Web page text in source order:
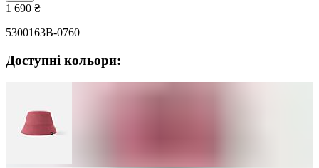
1 690 ₴
5300163B-0760
Доступні кольори: